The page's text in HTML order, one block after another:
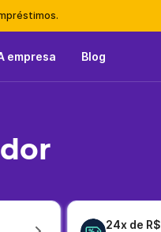
empresa Blog
24x de